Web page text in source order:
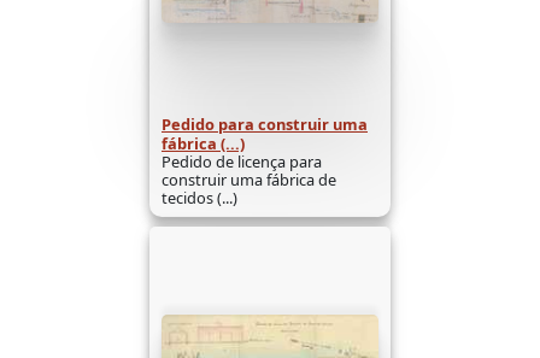
Pedido para construir uma
fábrica (...)
Pedido de licença para
construir uma fábrica de
tecidos (...)